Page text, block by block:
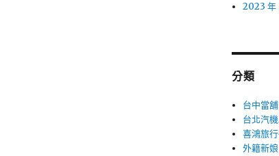
2023 年
分類
台中當舖
台北汽
喜鴻旅
外籍新娘